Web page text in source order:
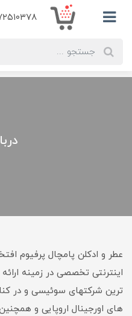
عطر و ادکلن پامچال پرفیوم
اینترنتی تخصصی در زمینه
ترین شرکتهای سوئیسی و در
های اورجینال اروپایی و